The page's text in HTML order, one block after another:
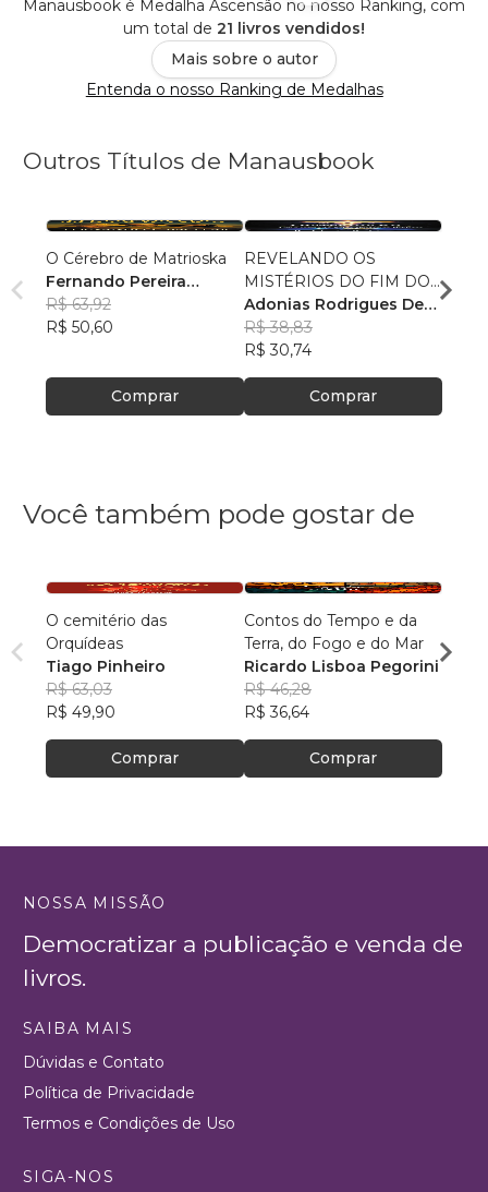
Manausbook é Medalha Ascensão no nosso Ranking, com
um total de 21 livros vendidos!
Mais sobre o autor
Entenda o nosso Ranking de Medalhas
Outros Títulos de Manausbook
O Cérebro de Matrioska
Fernando Pereira
Bacelar
R$ 63,92
R$ 50,60
Comprar
REVELANDO OS
MISTÉRIOS DO FIM DOS
TEMPOS
Adonias Rodrigues De
Almeida
R$ 38,83
R$ 30,74
Comprar
R$
Você também pode gostar de
O cemitério das
Orquídeas
Tiago Pinheiro
R$ 63,03
R$ 49,90
Comprar
Contos do Tempo e da
Terra, do Fogo e do Mar
Ricardo Lisboa Pegorini
R$ 46,28
R$ 36,64
Comprar
R$
NOSSA MISSÃO
Democratizar a publicação e venda de
livros.
SAIBA MAIS
Dúvidas e Contato
Política de Privacidade
Termos e Condições de Uso
SIGA-NOS